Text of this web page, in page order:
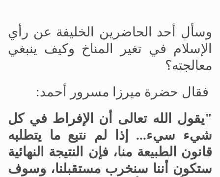
وسأل أحد الحاضرين الخليفة عن رأي
الإسلام في تغير المناخ وكيف ينبغي
معالجته؟
فقال حضرة ميرزا مسرور أحمد:
"يقول الله تعالى أن الإفراط في كل
شيء سيء... إذا لم نتبع ما يتطلبه
قانون الطبيعة منا، فإن النتيجة النهائية
ستكون أننا سنخرب مستقبلنا، وسوف